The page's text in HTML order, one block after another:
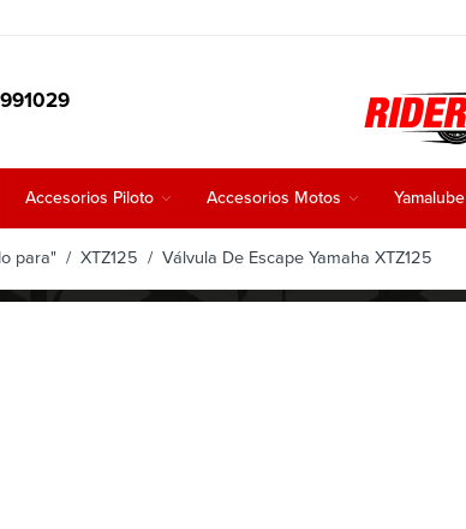
Accesorios Piloto Accesorios Motos Yamalube
para" / XTZ125 / Válvula De Escape Yamaha XTZ125